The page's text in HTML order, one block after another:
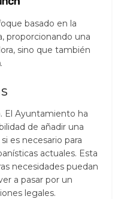
basado en la
proporcionando una
sino que también
.
El Ayuntamiento ha
de añadir una
es necesario para
actuales. Esta
necesidades puedan
a pasar por un
legales.